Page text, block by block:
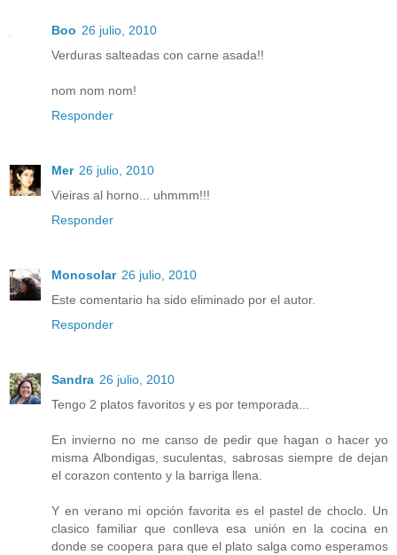
Boo 26 julio, 2010
Verduras salteadas con carne asada!!
nom nom nom!
Responder
Mer 26 julio, 2010
Vieiras al horno... uhmmm!!!
Responder
Monosolar 26 julio, 2010
Este comentario ha sido eliminado por el autor.
Responder
Sandra 26 julio, 2010
Tengo 2 platos favoritos y es por temporada...
En invierno no me canso de pedir que hagan o hacer yo
misma Albondigas, suculentas, sabrosas siempre de dejan
el corazon contento y la barriga llena.
Y en verano mi opción favorita es el pastel de choclo. Un
clasico familiar que conlleva esa unión en la cocina en
donde se coopera para que el plato salga como esperamos